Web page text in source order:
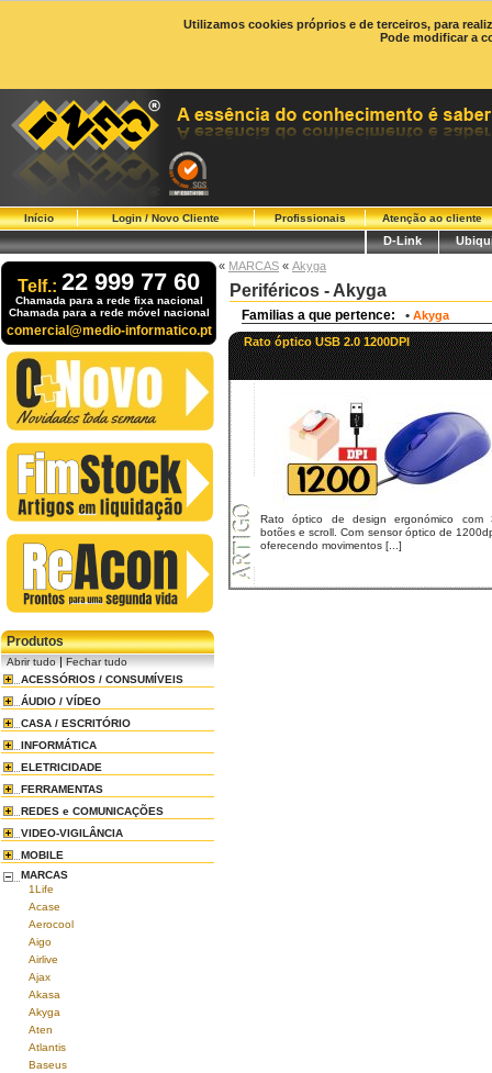
Utilizamos cookies próprios e de terceiros, para
Pode modificar a
Início Login / Novo Cliente Profissionais Atenção ao cliente
D-Link
Telf.: 22 999 77 60
Chamada para a rede fixa nacional
Chamada para a rede móvel nacional
comercial@medio-informatico.pt
Produtos
Abrir tudo|Fechar tudo
ACESSÓRIOS / CONSUMÍVEIS
ÁUDIO / VÍDEO
CASA / ESCRITÓRIO
INFORMÁTICA
ELETRICIDADE
FERRAMENTAS
REDES e COMUNICAÇÕES
VIDEO-VIGILÂNCIA
MOBILE
MARCAS
1Life
Acase
Aerocool
Aigo
Airlive
Ajax
Akasa
Akyga
Aten
Atlantis
Baseus
« MARCAS « Akyga
Periféricos - Akyga
Familias a que pertence: • Akyga
Rato óptico USB 2.0 1200DPI
Rato óptico de design ergonómico com
botões e scroll. Com sensor óptico de
oferecendo movimentos [...]